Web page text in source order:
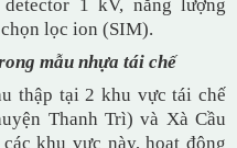
1 kV, năng lượng
lọc ion (SIM).
mẫu nhựa tái chế
thập tại 2 khu vực tái chế
Thanh Trì) và Xà Cầu
khu vực này, hoạt động